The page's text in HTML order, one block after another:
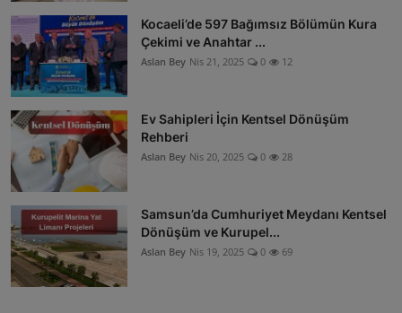
Kocaeli’de 597 Bağımsız Bölümün Kura
Çekimi ve Anahtar ...
Aslan Bey Nis 21, 2025 0 12
Ev Sahipleri İçin Kentsel Dönüşüm
Rehberi
Aslan Bey Nis 20, 2025 0 28
Samsun’da Cumhuriyet Meydanı Kentsel
Dönüşüm ve Kurupel...
Aslan Bey Nis 19, 2025 0 69